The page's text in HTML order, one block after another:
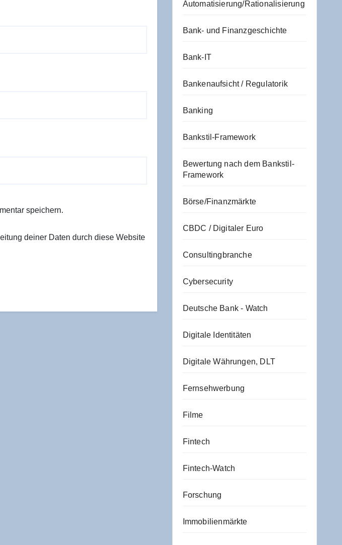
speichern.
deiner Daten durch diese Website
Automatisierung/Rationalisierung
Bank- und Finanzgeschichte
Bank-IT
Bankenaufsicht / Regulatorik
Banking
Bankstil-Framework
Bewertung nach dem Bankstil-
Framework
Börse/Finanzmärkte
CBDC / Digitaler Euro
Consultingbranche
Cybersecurity
Deutsche Bank - Watch
Digitale Identitäten
Digitale Währungen, DLT
Fernsehwerbung
Filme
Fintech
Fintech-Watch
Forschung
Immobilienmärkte